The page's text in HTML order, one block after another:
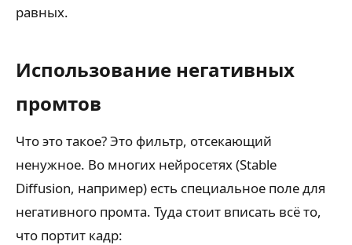
равных.
Использование негативных
промтов
Что это такое? Это фильтр, отсекающий
ненужное. Во многих нейросетях (Stable
Diffusion, например) есть специальное поле для
негативного промта. Туда стоит вписать всё то,
что портит кадр: